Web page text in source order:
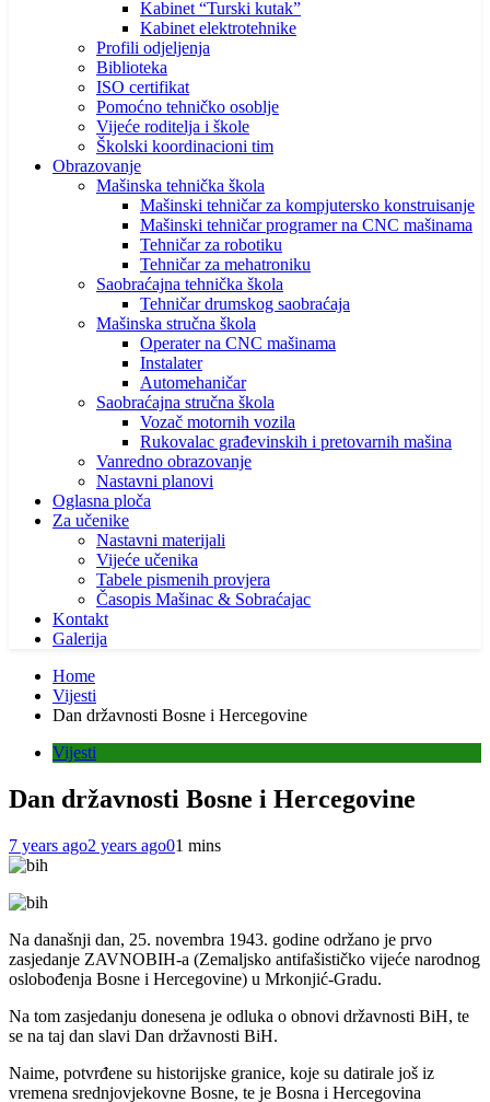
Kabinet “Turski kutak”
Kabinet elektrotehnike
Profili odjeljenja
Biblioteka
ISO certifikat
Pomoćno tehničko osoblje
Vijeće roditelja i škole
Školski koordinacioni tim
Obrazovanje
Mašinska tehnička škola
Mašinski tehničar za kompjutersko konstruisanje
Mašinski tehničar programer na CNC mašinama
Tehničar za robotiku
Tehničar za mehatroniku
Saobraćajna tehnička škola
Tehničar drumskog saobraćaja
Mašinska stručna škola
Operater na CNC mašinama
Instalater
Automehaničar
Saobraćajna stručna škola
Vozač motornih vozila
Rukovalac građevinskih i pretovarnih mašina
Vanredno obrazovanje
Nastavni planovi
Oglasna ploča
Za učenike
Nastavni materijali
Vijeće učenika
Tabele pismenih provjera
Časopis Mašinac & Sobraćajac
Kontakt
Galerija
Home
Vijesti
Dan državnosti Bosne i Hercegovine
Vijesti
Dan državnosti Bosne i Hercegovine
7 years ago2 years ago01 mins
Na današnji dan, 25. novembra 1943. godine održano je prvo
zasjedanje ZAVNOBIH-a (Zemaljsko antifašističko vijeće narodnog
oslobođenja Bosne i Hercegovine) u Mrkonjić-Gradu.
Na tom zasjedanju donesena je odluka o obnovi državnosti BiH, te
se na taj dan slavi Dan državnosti BiH.
Naime, potvrđene su historijske granice, koje su datirale još iz
vremena srednjovjekovne Bosne, te je Bosna i Hercegovina